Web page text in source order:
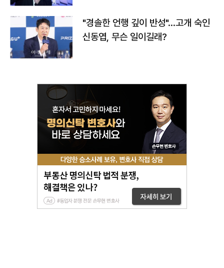
"경솔한 언행 깊이 반성"…고개 숙인
신동엽, 무슨 일이길래?